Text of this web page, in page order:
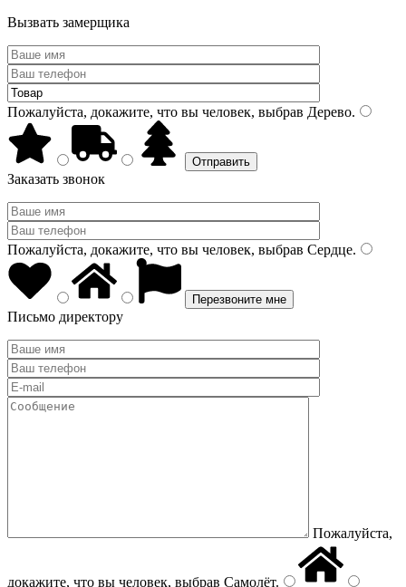
Вызвать замерщика
Пожалуйста, докажите, что вы человек, выбрав Дерево.
Заказать звонок
Пожалуйста, докажите, что вы человек, выбрав Сердце.
Письмо директору
Пожалуйста,
докажите, что вы человек, выбрав Самолёт.